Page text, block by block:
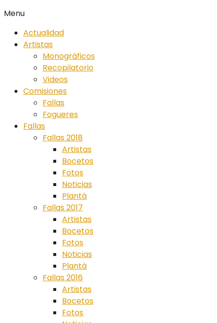
Menu
Actualidad
Artistas
Monográficos
Recopilatorio
Videos
Comisiones
Fallas
Fogueres
Fallas
Fallas 2018
Artistas
Bocetos
Fotos
Noticias
Plantá
Fallas 2017
Artistas
Bocetos
Fotos
Noticias
Plantà
Fallas 2016
Artistas
Bocetos
Fotos